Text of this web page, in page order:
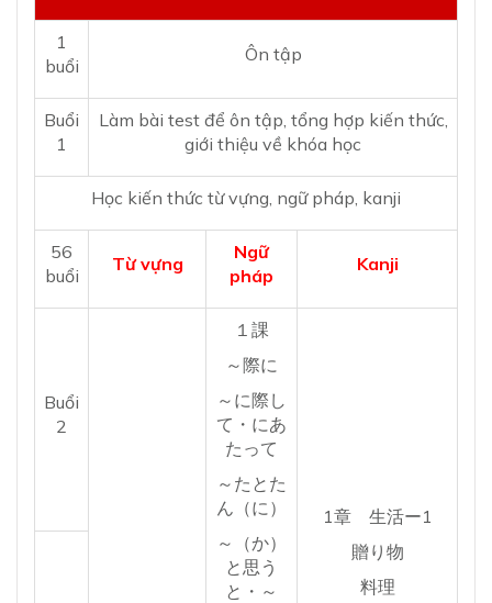
1
buổi
Ôn tập
Buổi
1
Làm bài test để ôn tập, tổng hợp kiến thức,
giới thiệu về khóa học
Học kiến thức từ vựng, ngữ pháp, kanji
56
buổi
Từ vựng
Ngữ
pháp
Kanji
Buổi
2
１課
～際に
～に際し
て・にあ
たって
～たとた
ん（に）
～（か）
と思う
と・～
1章 生活ー1
贈り物
料理